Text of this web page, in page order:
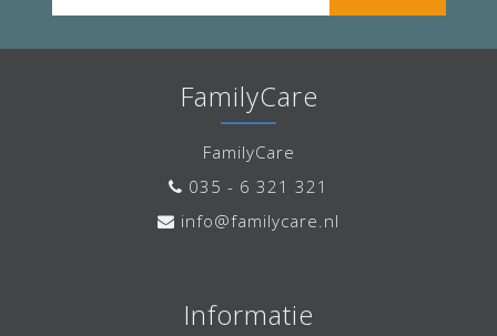
FamilyCare
FamilyCare
035 - 6 321 321
info@familycare.nl
Informatie